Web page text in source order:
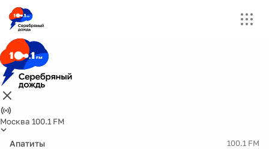
Москва 100.1 FM
Апатиты 100.1 FM